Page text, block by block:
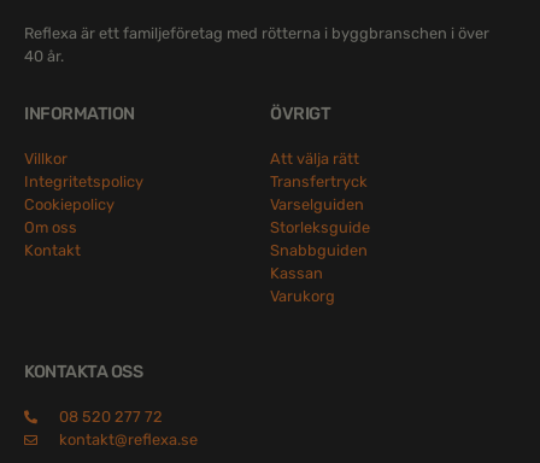
Reflexa är ett familjeföretag med rötterna i byggbranschen i över
40 år.
INFORMATION
Villkor
Integritetspolicy
Cookiepolicy
Om oss
Kontakt
ÖVRIGT
Att välja rätt
Transfertryck
Varselguiden
Storleksguide
Snabbguiden
Kassan
Varukorg
KONTAKTA OSS
08 520 277 72
kontakt@reflexa.se